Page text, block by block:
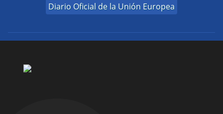
Diario Oficial de la Unión Europea